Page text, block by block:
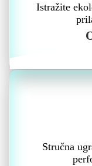
Istražite
Stručna